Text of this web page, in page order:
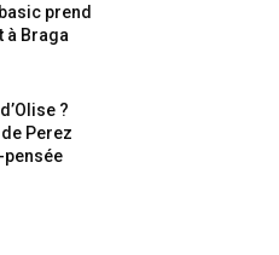
prend
à Braga
?
Perez